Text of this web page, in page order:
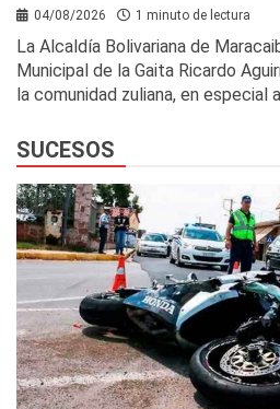
04/08/2026 1 minuto de lectura
La Alcaldía Bolivariana de
Municipal de la Gaita Ricardo
la comunidad zuliana, en especial
SUCESOS